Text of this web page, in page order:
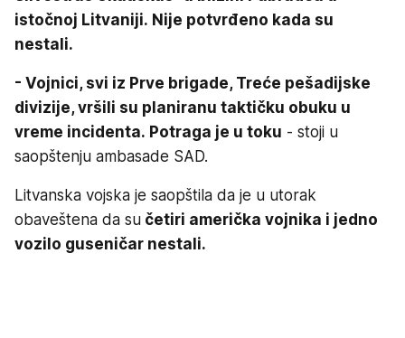
istočnoj Litvaniji. Nije potvrđeno kada su
nestali.
- Vojnici, svi iz Prve brigade, Treće pešadijske
divizije, vršili su planiranu taktičku obuku u
vreme incidenta. Potraga je u toku - stoji u
saopštenju ambasade SAD.
Litvanska vojska je saopštila da je u utorak
obaveštena da su četiri američka vojnika i jedno
vozilo guseničar nestali.